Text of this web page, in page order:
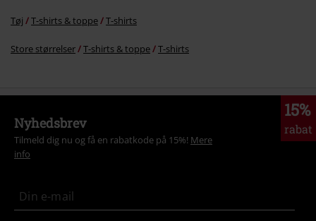
Tøj T-shirts & toppe T-shirts
Store størrelser T-shirts & toppe T-shirts
15%
rabat
Nyhedsbrev
Tilmeld dig nu og få en rabatkode på 15%! Mere
info